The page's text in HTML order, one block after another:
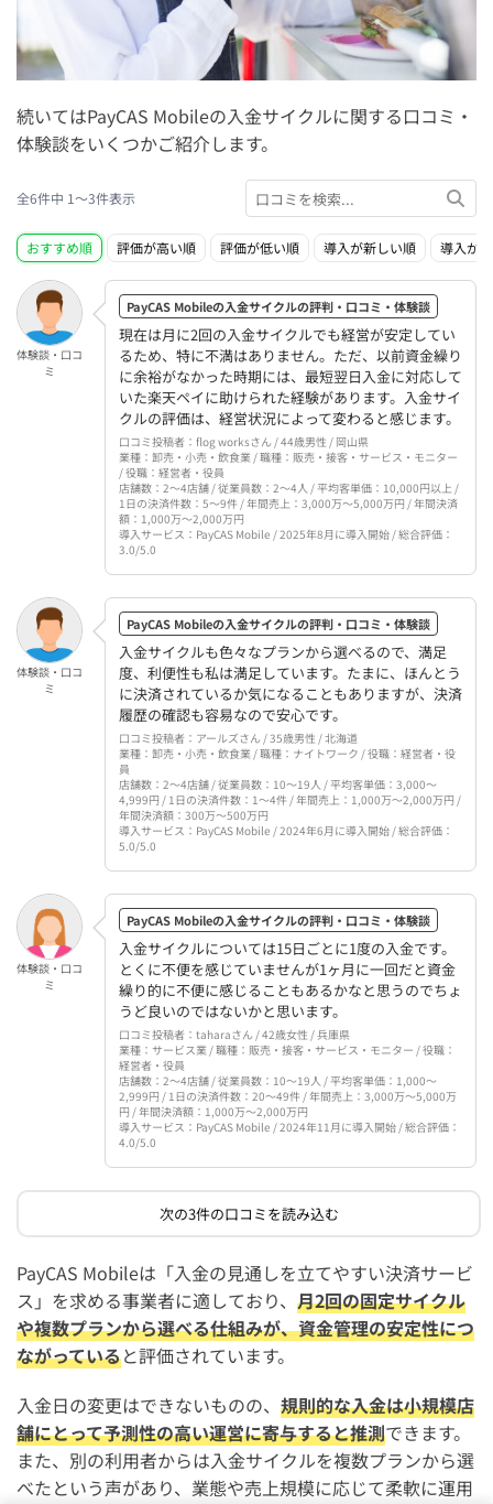
続いてはPayCAS Mobileの入金サイクルに関する口コミ・
体験談をいくつかご紹介します。
全6件中 1〜3件表示
おすすめ順 評価が高い順 評価が低い順 導入が新しい順 導入が
体験談・口コ
ミ
PayCAS Mobileの入金サイクルの評判・口コミ・体験談
現在は月に2回の入金サイクルでも経営が安定してい
るため、特に不満はありません。ただ、以前資金繰り
に余裕がなかった時期には、最短翌日入金に対応して
いた楽天ペイに助けられた経験があります。入金サイ
クルの評価は、経営状況によって変わると感じます。
口コミ投稿者：flog worksさん / 44歳男性 / 岡山県
業種：卸売・小売・飲食業 / 職種：販売・接客・サービス・モニター
/ 役職：経営者・役員
店舗数：2〜4店舗 / 従業員数：2〜4人 / 平均客単価：10,000円以上 /
1日の決済件数：5〜9件 / 年間売上：3,000万〜5,000万円 / 年間決済
額：1,000万〜2,000万円
導入サービス：PayCAS Mobile / 2025年8月に導入開始 / 総合評価：
3.0/5.0
体験談・口コ
ミ
PayCAS Mobileの入金サイクルの評判・口コミ・体験談
入金サイクルも色々なプランから選べるので、満足
度、利便性も私は満足しています。たまに、ほんとう
に決済されているか気になることもありますが、決済
履歴の確認も容易なので安心です。
口コミ投稿者：アールズさん / 35歳男性 / 北海道
業種：卸売・小売・飲食業 / 職種：ナイトワーク / 役職：経営者・役
員
店舗数：2〜4店舗 / 従業員数：10〜19人 / 平均客単価：3,000〜
4,999円 / 1日の決済件数：1〜4件 / 年間売上：1,000万〜2,000万円 /
年間決済額：300万〜500万円
導入サービス：PayCAS Mobile / 2024年6月に導入開始 / 総合評価：
5.0/5.0
体験談・口コ
ミ
PayCAS Mobileの入金サイクルの評判・口コミ・体験談
入金サイクルについては15日ごとに1度の入金です。
とくに不便を感じていませんが1ヶ月に一回だと資金
繰り的に不便に感じることもあるかなと思うのでちょ
うど良いのではないかと思います。
口コミ投稿者：taharaさん / 42歳女性 / 兵庫県
業種：サービス業 / 職種：販売・接客・サービス・モニター / 役職：
経営者・役員
店舗数：2〜4店舗 / 従業員数：10〜19人 / 平均客単価：1,000〜
2,999円 / 1日の決済件数：20〜49件 / 年間売上：3,000万〜5,000万
円 / 年間決済額：1,000万〜2,000万円
導入サービス：PayCAS Mobile / 2024年11月に導入開始 / 総合評価：
4.0/5.0
次の3件の口コミを読み込む
PayCAS Mobileは「入金の見通しを立てやすい決済サービ
ス」を求める事業者に適しており、 月2回の固定サイクル
や複数プランから選べる仕組みが、資金管理の安定性につ
ながっていると評価されています。
入金日の変更はできないものの、 規則的な入金は小規模店
舗にとって予測性の高い運営に寄与すると推測できます。
また、別の利用者からは入金サイクルを複数プランから選
べたという声があり、業態や売上規模に応じて柔軟に運用